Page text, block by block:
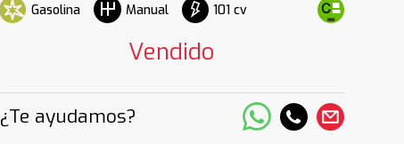
Gasolina
Manual 101 cv
Vendido
¿Te ayudamos?